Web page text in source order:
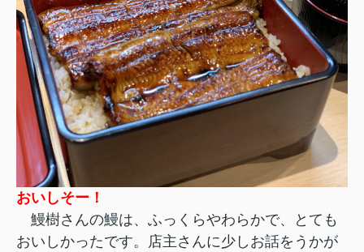
おいしそー！
鰻樹さんの鰻は、ふっくらやわらかで、とても
おいしかったです。店主さんに少しお話をうかが